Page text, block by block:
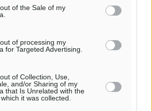
of the Sale of my
of processing my
for Targeted Advertising.
of Collection, Use,
and/or Sharing of my
that Is Unrelated with the
it was collected.